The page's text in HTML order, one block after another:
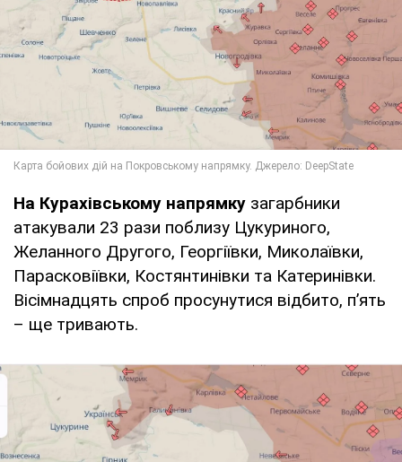
На Курахівському напрямку загарбники
атакували 23 рази поблизу Цукуриного,
Желанного Другого, Георгіївки, Миколаївки,
Парасковіївки, Костянтинівки та Катеринівки.
Вісімнадцять спроб просунутися відбито, п’ять
– ще тривають.